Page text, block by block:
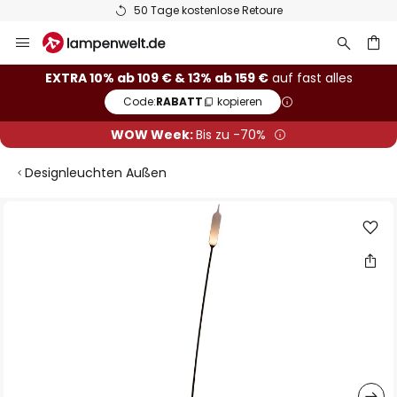
Europas größte Markenauswahl
Inhalt
springen
EXTRA 10% ab 109 € & 13% ab 159 €auf fast alles
Code:RABATT kopieren
WOW Week:Bis zu -70%
Designleuchten Außen